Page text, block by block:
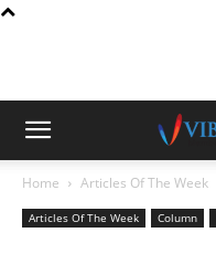
Home Articles Of The Week
Articles Of The Week Column